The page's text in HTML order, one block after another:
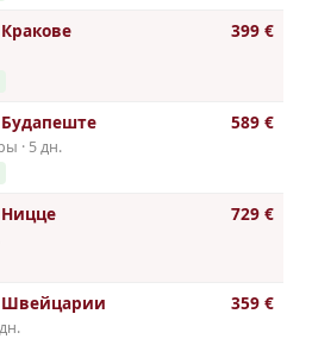
399 €
· 5 дн.
589 €
729 €
Швейцарии 359 €